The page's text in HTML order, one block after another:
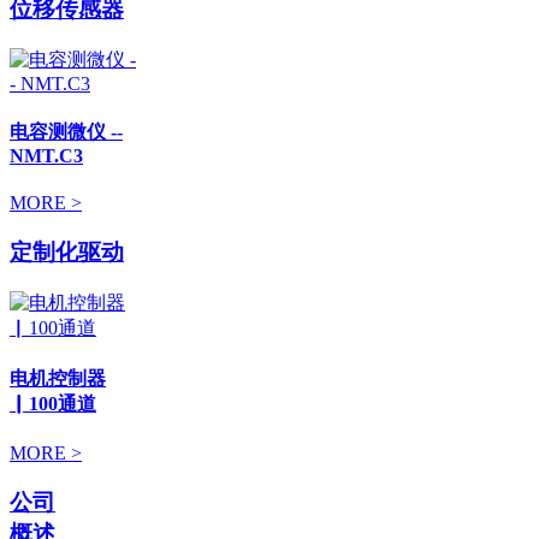
位移传感器
电容测微仪 --
NMT.C3
MORE >
定制化驱动
电机控制器
▏100通道
MORE >
公司
概述